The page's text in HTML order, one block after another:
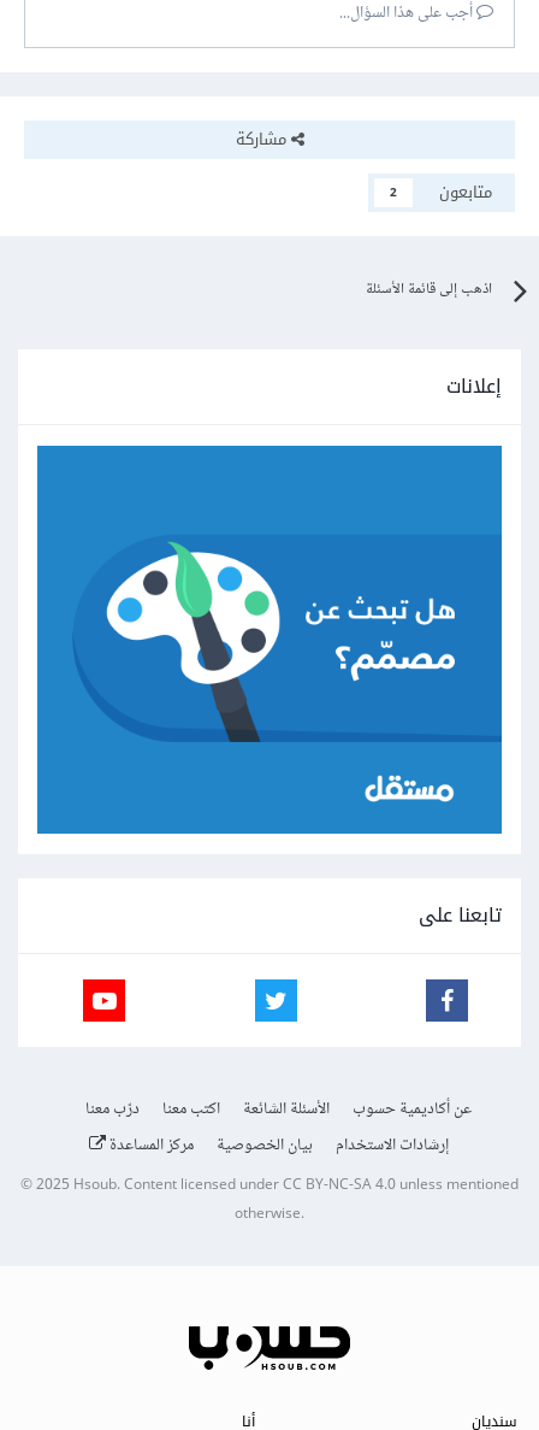
أجب على هذا السؤال...
مشاركة
متابعون
2
اذهب إلى قائمة الأسئلة
إعلانات
تابعنا على
عن أكاديمية حسوب الأسئلة الشائعة اكتب معنا
درّب معنا
إرشادات الاستخدام
بيان الخصوصية مركز المساعدة
© 2025Hsoub.Content licensed underCC BY-NC-SA 4.0unless mentioned
otherwise.